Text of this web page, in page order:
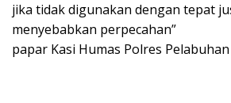
jika tidak digunakan dengan tepat
menyebabkan perpecahan”
papar Kasi Humas Polres Pelabuhan